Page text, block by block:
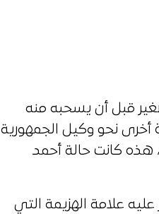
قبل أن يسحبه منه
أخرى نحو وكيل الجمهورية
هذه كانت حالة أحمد
علامة الهزيمة التي